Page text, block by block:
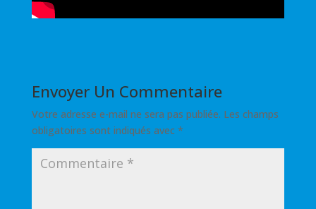
Envoyer Un Commentaire
Votre adresse e-mail ne sera pas publiée. Les champs
obligatoires sont indiqués avec *